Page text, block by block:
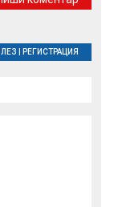
РЕГИСТРАЦИЯ